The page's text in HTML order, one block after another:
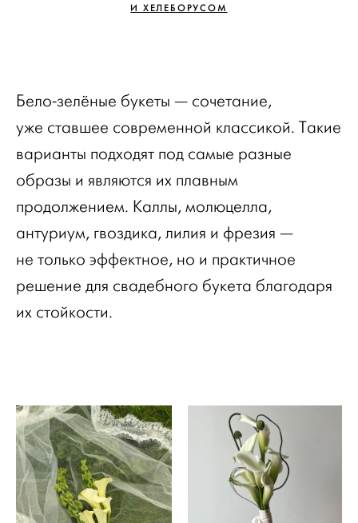
И ХЕЛЕБОРУСОМ
Бело-зелёные букеты — сочетание,
уже ставшее современной классикой. Такие
варианты подходят под самые разные
образы и являются их плавным
продолжением. Каллы, молюцелла,
антуриум, гвоздика, лилия и фрезия —
не только эффектное, но и практичное
решение для свадебного букета благодаря
их стойкости.